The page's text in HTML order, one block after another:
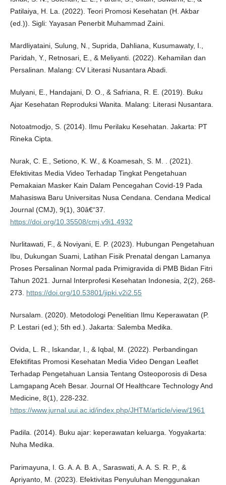
Patilaiya, H. La. (2022). Teori Promosi Kesehatan (H. Akbar
(ed.)). Sigli: Yayasan Penerbit Muhammad Zaini.
Mardliyataini, Sulung, N., Suprida, Dahliana, Kusumawaty, I.,
Paridah, Y., Retnosari, E., & Meliyanti. (2022). Kehamilan dan
Persalinan. Malang: CV Literasi Nusantara Abadi.
Mulyani, E., Handajani, D. O., & Safriana, R. E. (2019). Buku
Ajar Kesehatan Reproduksi Wanita. Malang: Literasi Nusantara.
Notoatmodjo, S. (2014). Ilmu Perilaku Kesehatan. Jakarta: PT
Rineka Cipta.
Nurak, C. E., Setiono, K. W., & Koamesah, S. M. . (2021).
Efektivitas Media Video Terhadap Tingkat Pengetahuan
Pemakaian Masker Kain Dalam Pencegahan Covid-19 Pada
Mahasiswa Baru Universitas Nusa Cendana. Cendana Medical
Journal (CMJ), 9(1), 30â€“37.
https://doi.org/10.35508/cmj.v9i1.4932
Nurlitawati, F., & Noviyani, E. P. (2023). Hubungan Pengetahuan
Ibu, Dukungan Suami, Latihan Fisik Prenatal dengan Lamanya
Proses Persalinan Normal pada Primigravida di PMB Bidan Fitri
Tahun 2021. Jurnal Interprofesi Kesehatan Indonesia, 2(2), 268-
273. https://doi.org/10.53801/jipki.v2i2.55
Nursalam. (2020). Metodologi Penelitian Ilmu Keperawatan (P.
P. Lestari (ed.); 5th ed.). Jakarta: Salemba Medika.
Ovida, L. R., Iskandar, I., & Iqbal, M. (2022). Perbandingan
Efektifitas Promosi Kesehatan Media Video Dengan Leaflet
Terhadap Pengetahuan Lansia Tentang Osteoporosis di Desa
Lamgapang Aceh Besar. Journal Of Healthcare Technology And
Medicine, 8(1), 228-232.
https://www.jurnal.uui.ac.id/index.php/JHTM/article/view/1961
Padila. (2014). Buku ajar: keperawatan keluarga. Yogyakarta:
Nuha Medika.
Parimayuna, I. G. A. A. B. A., Saraswati, A. A. S. R. P., &
Apriyanto, M. (2023). Efektivitas Penyuluhan Menggunakan